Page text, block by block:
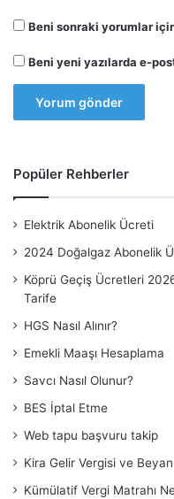
Beni sonraki yorumlar
Beni yeni yazılarda e-
Popüler Rehberler
Elektrik Abonelik Ücreti
2024 Doğalgaz Abonelik
Köprü Geçiş Ücretleri
Tarife
HGS Nasıl Alınır?
Emekli Maaşı Hesaplama
Savcı Nasıl Olunur?
BES İptal Etme
Web tapu başvuru takip
Kira Gelir Vergisi ve
Kümülatif Vergi Matrahı